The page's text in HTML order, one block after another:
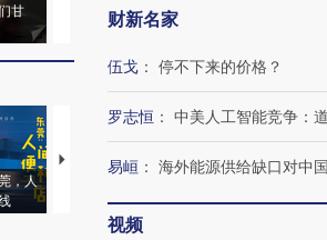
甘
粒摇头丸 尿检体内含3种
，人
【推广】走进第四届链博
有意思的生活
财新名家
伍戈 ： 停不下来的价格？
罗志恒 ： 中美人工智能竞争：
易峘 ： 海外能源供给缺口对中
视频